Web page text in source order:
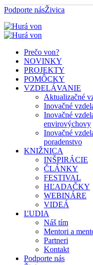
Podporte násŽivica
Prečo von?
NOVINKY
PROJEKTY
POMÔCKY
VZDELÁVANIE
Aktualizačné
Inovačné
Inovačné
envirovýchovy
Inovačné
poradenstvo
KNIŽNICA
INŠPIRÁCIE
ČLÁNKY
FESTIVAL
HĽADAČKY
WEBINÁRE
VIDEÁ
ĽUDIA
Náš tím
Mentori a
Partneri
Kontakt
Podporte nás